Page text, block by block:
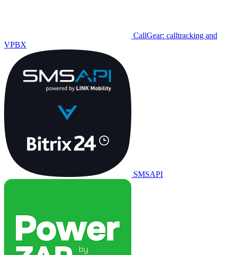
CallGear: calltracking and
VPBX
SMSAPI